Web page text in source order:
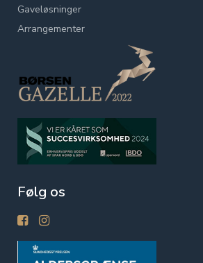
Gaveløsninger
Arrangementer
Følg os